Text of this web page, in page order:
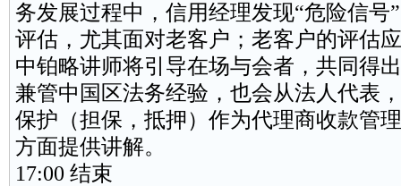
务发展过程中，信用经理发现“危险信号
评估，尤其面对老客户；老客户的评估
中铂略讲师将引导在场与会者，共同得
兼管中国区法务经验，也会从法人代表
保护（担保，抵押）作为代理商收款管
方面提供讲解。
17:00 结束